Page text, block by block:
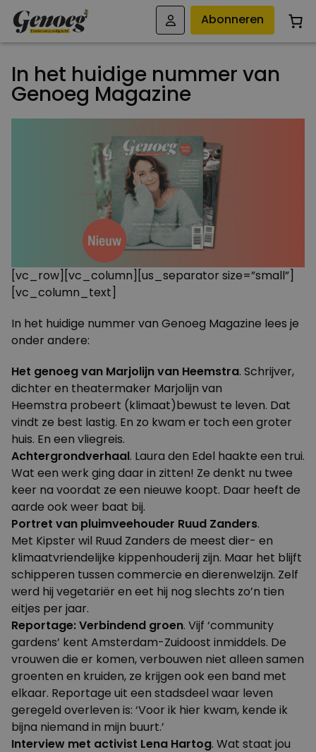
Abonneren
In het huidige nummer van
Genoeg Magazine
[vc_row][vc_column][us_separator size=”small”]
[vc_column_text]
In het huidige nummer van Genoeg Magazine lees je
onder andere:
Het genoeg van Marjolijn van Heemstra. Schrijver,
dichter en theatermaker Marjolijn van
Heemstra probeert (klimaat)bewust te leven. Dat
vindt ze best lastig. En zo kwam er toch een groter
huis. En een vliegreis.
Achtergrondverhaal. Laura den Edel haakte een trui.
Wat een werk ging daar in zitten! Ze denkt nu twee
keer na voordat ze een nieuwe koopt. Daar heeft de
aarde ook weer baat bij.
Portret van pluimveehouder Ruud Zanders.
Met Kipster wil Ruud Zanders de meest dier- en
klimaatvriendelijke kippenhouderij zijn. Maar het blijft
schipperen tussen commercie en dierenwelzijn. Zelf
werd hij vegetariër en eet hij nog slechts zo’n tien
eitjes per jaar.
Reportage: Verbindend groen. Vijf ‘community
gardens’ kent Amsterdam-Zuidoost inmiddels. De
vrouwen die er komen, verbouwen niet alleen samen
groenten en kruiden, ze krijgen ook een band met
elkaar. Reportage uit een stadsdeel waar leven
geregeld overleven is: ‘Voor ik hier kwam, kende ik
bijna niemand in mijn buurt.’
Interview met activist Lena Hartog. Wat staat jou